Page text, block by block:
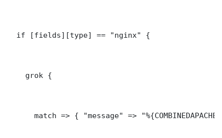
  if [fields][type] == "nginx" {
    grok {
match => { "message" =>